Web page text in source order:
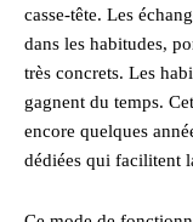
casse-tête. Les
dans les habitudes,
très concrets. Les
gagnent du temps.
encore quelques
dédiées qui facilitent